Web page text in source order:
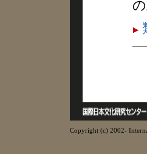
Copyright (c) 2002-